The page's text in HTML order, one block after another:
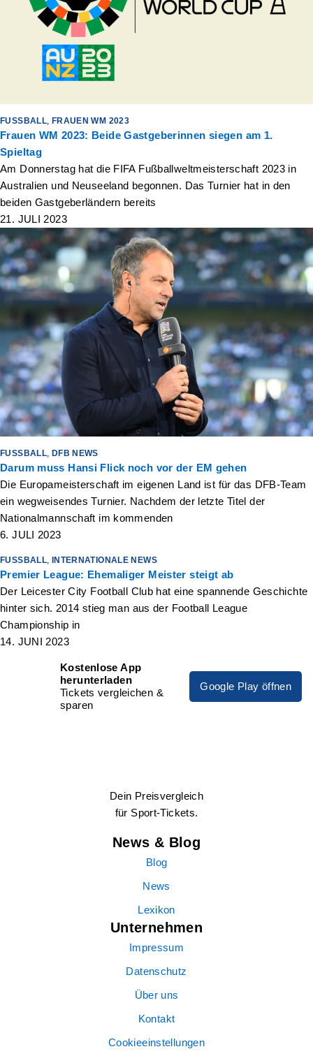
FUSSBALL , FRAUEN WM 2023
Frauen WM 2023: Beide Gastgeberinnen siegen am 1.
Spieltag
Am Donnerstag hat die FIFA Fußballweltmeisterschaft 2023 in
Australien und Neuseeland begonnen. Das Turnier hat in den
beiden Gastgeberländern bereits
21. JULI 2023
FUSSBALL DFB NEWS
Darum muss Hansi Flick noch vor der EM gehen
Die Europameisterschaft im eigenen Land ist für das DFB-Team
ein wegweisendes Turnier. Nachdem der letzte Titel der
Nationalmannschaft im kommenden
6. JULI 2023
FUSSBALL INTERNATIONALE NEWS
Premier League: Ehemaliger Meister steigt ab
Der Leicester City Football Club hat eine spannende Geschichte
hinter sich. 2014 stieg man aus der Football League
Championship in
14. JUNI 2023
Kostenlose App
herunterladen
Tickets vergleichen &
sparen
Google Play öffnen
Dein Preisvergleich
für Sport-Tickets.
News & Blog
Blog
News
Lexikon
Unternehmen
Impressum
Datenschutz
Über uns
Kontakt
Cookieeinstellungen